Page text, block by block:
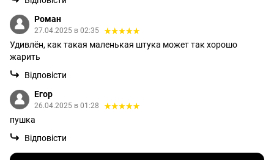
Роман
27.04.2025 в 02:35
Удивлён, как такая маленькая штука может так хорошо
жарить
Відповісти
Егор
26.04.2025 в 01:28
пушка
Відповісти